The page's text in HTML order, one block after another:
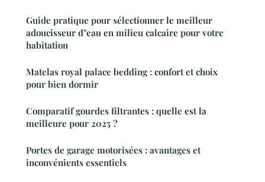
Guide pratique pour sélectionner le meilleur
adoucisseur d"eau en milieu calcaire pour votre
habitation
Matelas royal palace bedding : confort et choix
pour bien dormir
Comparatif gourdes filtrantes : quelle est la
meilleure pour 2025 ?
Portes de garage motorisées : avantages et
inconvénients essentiels